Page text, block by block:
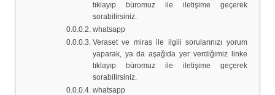
tıklayıp büromuz ile iletişime geçerek
sorabilirsiniz.
whatsapp
Veraset ve miras ile ilgili sorularınızı yorum
yaparak, ya da aşağıda yer verdiğimiz linke
tıklayıp büromuz ile iletişime geçerek
sorabilirsiniz.
whatsapp